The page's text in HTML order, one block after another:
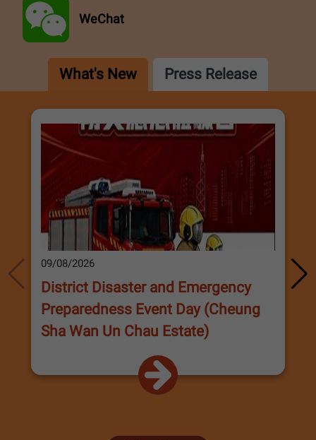
WeChat
What's New Press Release
09/08/2026
District Disaster and Emergency
Preparedness Event Day (Cheung
Sha Wan Un Chau Estate)